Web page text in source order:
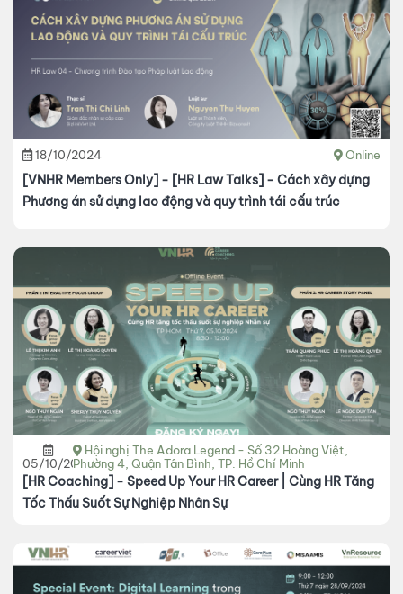
18/10/2024 Online
[VNHR Members Only] - [HR Law Talks] - Cách xây dựng
Phương án sử dụng lao động và quy trình tái cấu trúc
05/10/2024
Hội nghị The Adora Legend - Số 32 Hoàng Việt,
Phường 4, Quận Tân Bình, TP. Hồ Chí Minh
[HR Coaching] - Speed Up Your HR Career | Cùng HR Tăng
Tốc Thấu Suốt Sự Nghiệp Nhân Sự